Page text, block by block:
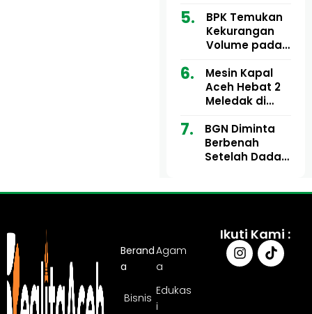
Miliar Tuai
Sorotan, Publik
Pertanyakan
Anggaran
BPK Temukan
Kekurangan
Volume pada
Aceh Utara
Tahun 2024,
Pengembalian
Sepenuhnya
Tuntas
Mesin Kapal
Aceh Hebat 2
Meledak di
Ulee Lheue, 14
Orang Derita
Luka Bakar
BGN Diminta
Berbenah
Setelah Dadan
Berand
a
Agam
a
Bisnis
Edukas
i
Ikuti Kami :